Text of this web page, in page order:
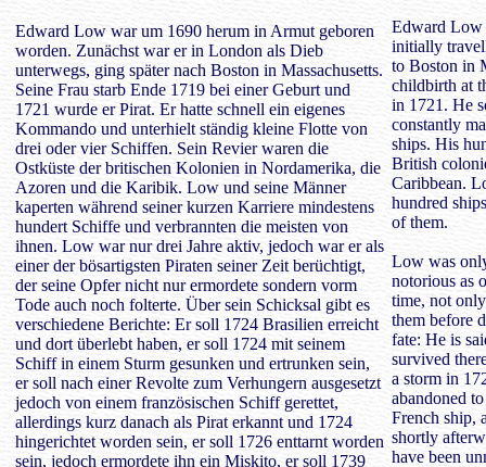
Edward Low war um 1690 herum in Armut geboren
worden. Zunächst war er in London als Dieb
unterwegs, ging später nach Boston in Massachusetts.
Seine Frau starb Ende 1719 bei einer Geburt und
1721 wurde er Pirat. Er hatte schnell ein eigenes
Kommando und unterhielt ständig kleine Flotte von
drei oder vier Schiffen. Sein Revier waren die
Ostküste der britischen Kolonien in Nordamerika, die
Azoren und die Karibik. Low und seine Männer
kaperten während seiner kurzen Karriere mindestens
hundert Schiffe und verbrannten die meisten von
ihnen. Low war nur drei Jahre aktiv, jedoch war er als
einer der bösartigsten Piraten seiner Zeit berüchtigt,
der seine Opfer nicht nur ermordete sondern vorm
Tode auch noch folterte. Über sein Schicksal gibt es
verschiedene Berichte: Er soll 1724 Brasilien erreicht
und dort überlebt haben, er soll 1724 mit seinem
Schiff in einem Sturm gesunken und ertrunken sein,
er soll nach einer Revolte zum Verhungern ausgesetzt
jedoch von einem französischen Schiff gerettet,
allerdings kurz danach als Pirat erkannt und 1724
hingerichtet worden sein, er soll 1726 enttarnt worden
sein, jedoch ermordete ihn ein Miskito, er soll 1739
Edward Low
initially
to Boston in
childbirth at
in 1721. He
constantly
ships. His
British
Caribbean.
hundred
of them.
Low was
notorious as
time, not
them before
fate: He is
survived
a storm in
abandoned
French ship,
shortly
have been